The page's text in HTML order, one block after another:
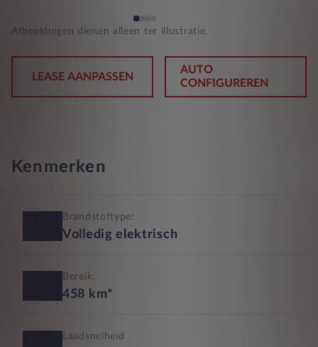
Afbeeldingen dienen alleen ter illustratie.
LEASE AANPASSEN
AUTO
CONFIGUREREN
Kenmerken
Brandstoftype:
Volledig elektrisch
Bereik:
458 km*
Laadsnelheid